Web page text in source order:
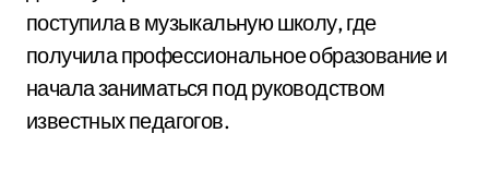
поступила в музыкальную школу, где
получила профессиональное образование и
начала заниматься под руководством
известных педагогов.